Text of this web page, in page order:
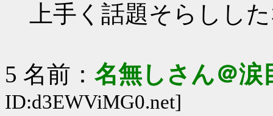
上手く話題そらしし
5 名前： 名無しさん＠涙
ID:d3EWViMG0.net]